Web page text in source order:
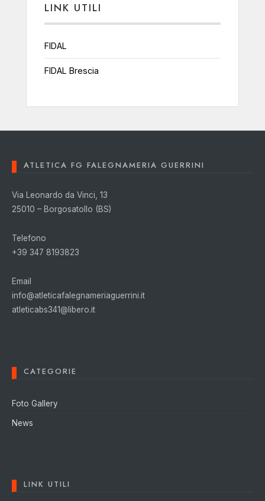
LINK UTILI
FIDAL
FIDAL Brescia
ATLETICA FG FALEGNAMERIA GUERRINI
Via Leonardo da Vinci, 13
25010 – Borgosatollo (BS)
Telefono
+39 347 8193823
Email
info@atleticafalegnameriaguerrini.it
atleticabs341@libero.it
CATEGORIE
Foto Gallery
News
LINK UTILI